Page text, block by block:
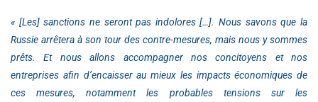
« [Les] sanctions ne seront pas indolores […]. Nous savons que la
Russie arrêtera à son tour des contre-mesures, mais nous y sommes
prêts. Et nous allons accompagner nos concitoyens et nos
entreprises afin d’encaisser au mieux les impacts économiques de
ces mesures, notamment les probables tensions sur les